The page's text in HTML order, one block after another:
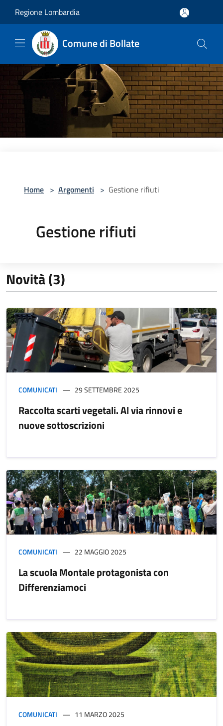
Regione Lombardia
Comune di Bollate
Home > Argomenti > Gestione rifiuti
Gestione rifiuti
Novità (3)
COMUNICATI 29 SETTEMBRE 2025
Raccolta scarti vegetali. Al via rinnovi e
nuove sottoscrizioni
COMUNICATI 22 MAGGIO 2025
La scuola Montale protagonista con
Differenziamoci
COMUNICATI 11 MARZO 2025